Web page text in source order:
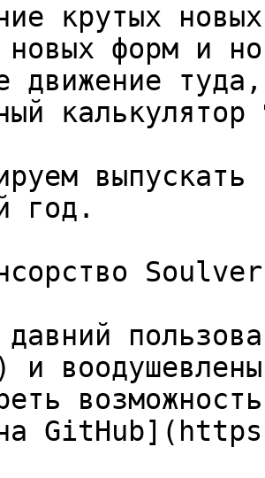
крутых
форм и
движение
калькулятор
год.
и
на